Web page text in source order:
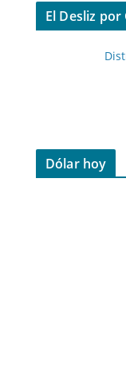
El Desliz por
Dólar hoy